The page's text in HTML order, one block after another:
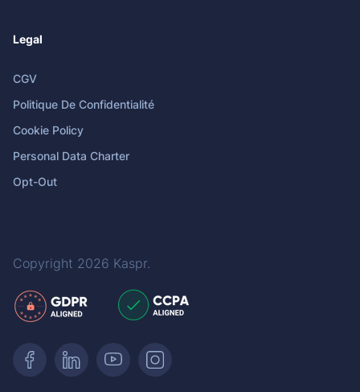
Legal
CGV
Politique De Confidentialité
Cookie Policy
Personal Data Charter
Opt-Out
Copyright 2026 Kaspr.